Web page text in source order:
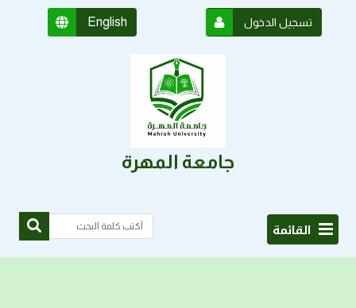
English تسجيل الدخول
جامعة المهرة
القائمة